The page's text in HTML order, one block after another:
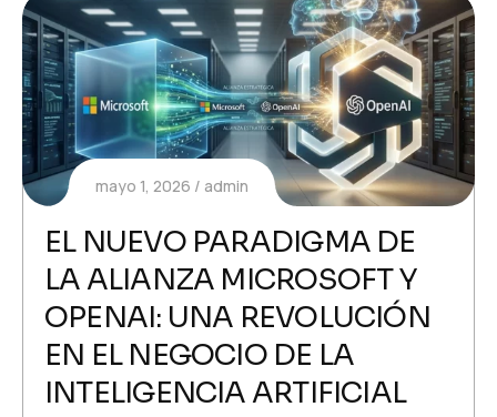
mayo 1, 2026 admin
EL NUEVO PARADIGMA DE
LA ALIANZA MICROSOFT Y
OPENAI: UNA REVOLUCIÓN
EN EL NEGOCIO DE LA
INTELIGENCIA ARTIFICIAL